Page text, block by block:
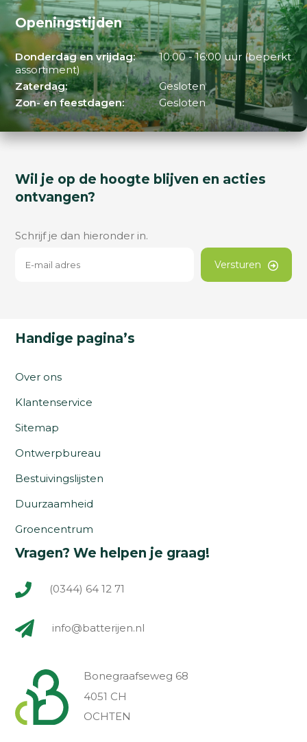
Openingstijden
Donderdag en vrijdag:
10:00 - 16:00 uur (beperkt
assortiment)
Zaterdag:
Gesloten
Zon- en feestdagen:
Gesloten
Wil je op de hoogte blijven en acties
ontvangen?
Schrijf je dan hieronder in.
Versturen
Handige pagina’s
Over ons
Klantenservice
Sitemap
Ontwerpbureau
Bestuivingslijsten
Duurzaamheid
Groencentrum
Vragen? We helpen je graag!
(0344) 64 12 71
info@batterijen.nl
Bonegraafseweg 68
4051 CH
OCHTEN